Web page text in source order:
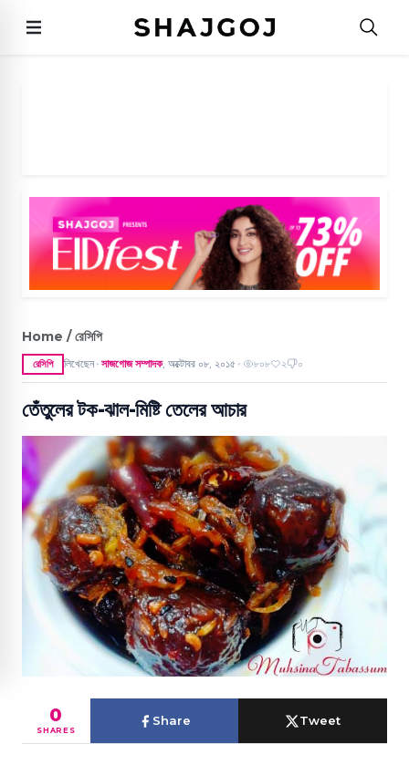
Home / রেসিপি
রেসিপি লিখেছেন ● সাজগোজ সম্পাদক, অক্টোবর ০৮, ২০১৫ ● ৮০৮ ২ ০
তেঁতুলের টক-ঝাল-মিষ্টি তেলের আচার
0
SHARES
Share Tweet